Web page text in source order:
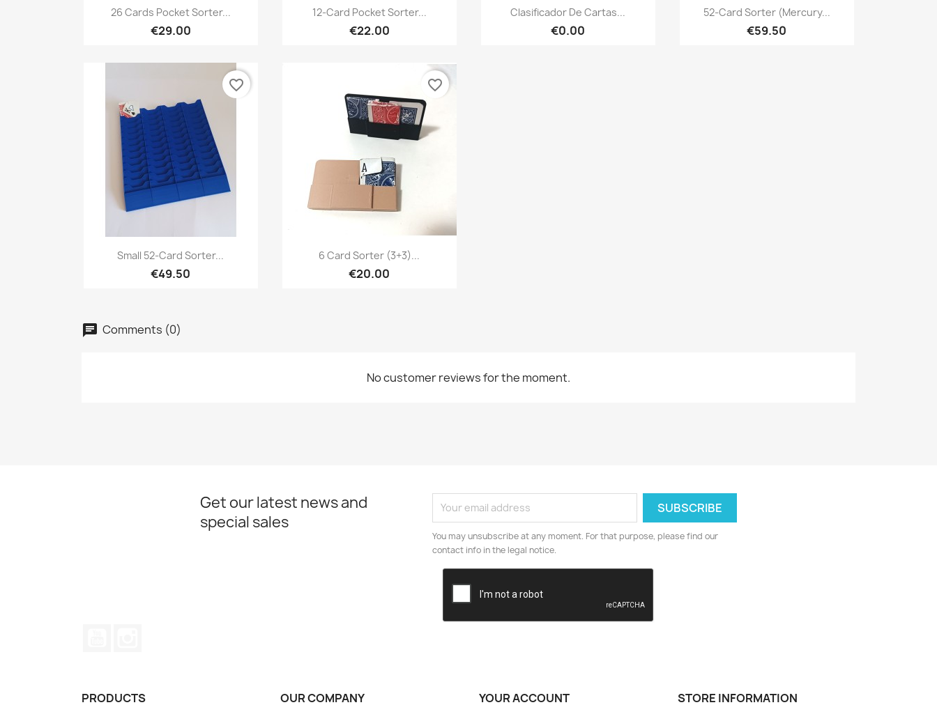
Quick view
26 Cards Pocket Sorter...
€29.00
Quick view
12-Card Pocket Sorter...
€22.00
Quick view
Clasificador De Cartas...
€0.00
Quick view
52-Card Sorter (Mercury...
€59.50
Quick view
Small 52-Card Sorter...
€49.50
favorite_border
Quick view
6 Card Sorter (3+3)...
€20.00
favorite_border
Comments (0)
No customer reviews for the moment.
Get our latest news and
special sales
You may unsubscribe at any moment. For that purpose, please find our
contact info in the legal notice.
PRODUCTS OUR COMPANY YOUR ACCOUNT STORE INFORMATION